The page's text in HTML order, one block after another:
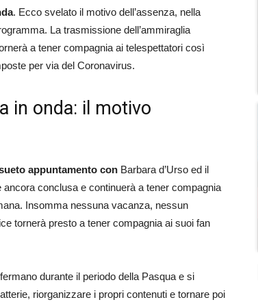
. Ecco svelato il motivo dell’assenza, nella
La trasmissione dell’ammiraglia
a tener compagnia ai telespettatori così
per via del Coronavirus.
in onda: il motivo
appuntamento con Barbara d’Urso ed il
conclusa e continuerà a tener compagnia
Insomma nessuna vacanza, nessun
tornerà presto a tener compagnia ai suoi fan
durante il periodo della Pasqua e si
riorganizzare i propri contenuti e tornare poi